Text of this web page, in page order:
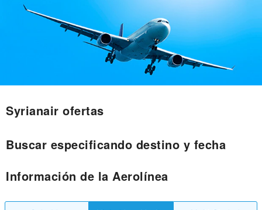
Syrianair ofertas
Buscar especificando destino y fecha
Información de la Aerolínea